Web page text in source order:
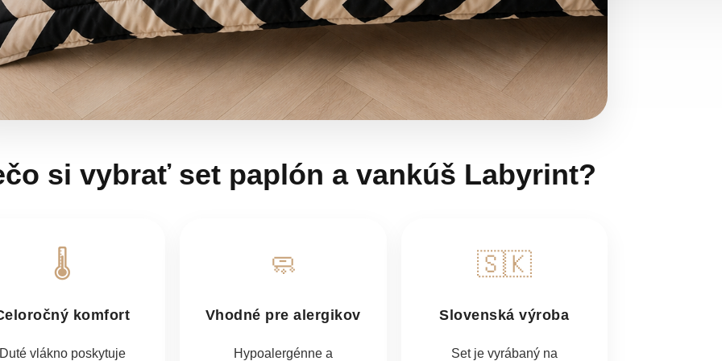
si vybrať set paplón a vankúš Labyrint?
🌡️
komfort
vlákno poskytuje
🧼
Vhodné pre alergikov
Hypoalergénne a
🇸🇰
Slovenská výroba
Set je vyrábaný na